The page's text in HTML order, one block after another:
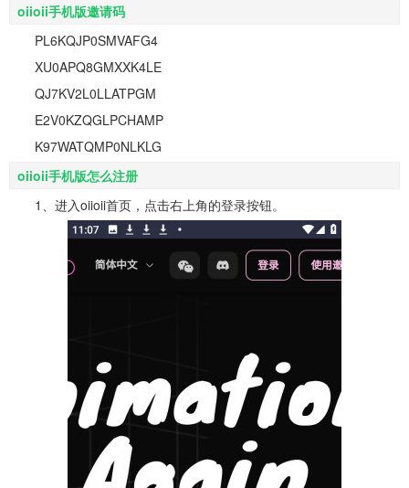
oiioii手机版邀请码
PL6KQJP0SMVAFG4
XU0APQ8GMXXK4LE
QJ7KV2L0LLATPGM
E2V0KZQGLPCHAMP
K97WATQMP0NLKLG
oiioii手机版怎么注册
1、进入oiioii首页，点击右上角的登录按钮。